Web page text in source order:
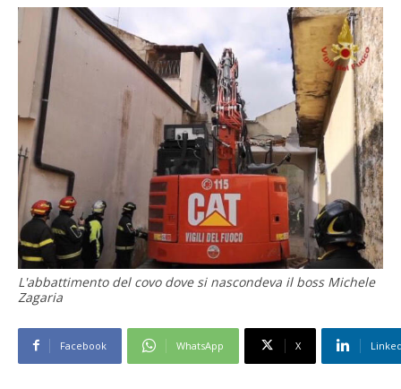
L'abbattimento del covo dove si nascondeva il boss Michele
Zagaria
Facebook WhatsApp X